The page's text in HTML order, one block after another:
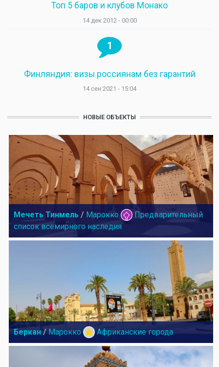
Топ 5 баров и клубов Монако
14 дек 2012 - 00:00
1
Финляндия: визы россиянам без гарантий
14 сен 2021 - 15:04
НОВЫЕ ОБЪЕКТЫ
Мечеть Тинмель / Марокко
Предварительный
список всемирного наследия
Беркан / Марокко Африканские города